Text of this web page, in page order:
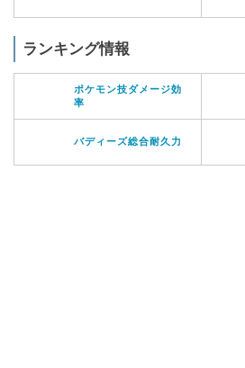
ランキング情報
ポケモン技ダメージ効
率
バディーズ総合耐久力